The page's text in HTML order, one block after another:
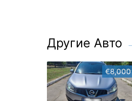
Другие Авто
€8,000